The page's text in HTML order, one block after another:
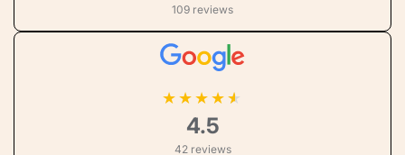
109 reviews
★★★★
4.5
42 reviews